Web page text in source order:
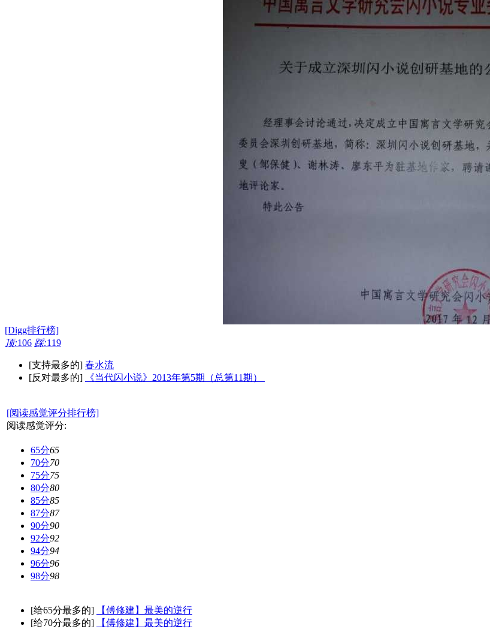
[Digg排行榜]
顶:106 踩:119
[支持最多的] 春水流
[反对最多的]
《当代闪小说》2013年第5期（总第11期）
[阅读感觉评分排行榜]
阅读感觉评分:
65分65
70分70
75分75
80分80
85分85
87分87
90分90
92分92
94分94
96分96
98分98
[给65分最多的]
【傅修建】最美的逆行
[给70分最多的]
【傅修建】最美的逆行